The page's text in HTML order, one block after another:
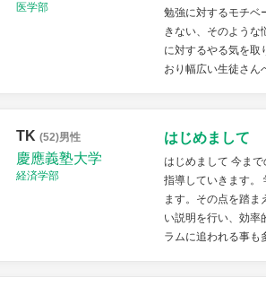
医学部
勉強に対するモチベ
きない、そのような
に対するやる気を取
おり幅広い生徒さん
TK (52)男性
慶應義塾大学
経済学部
はじめまして
はじめまして 今ま
指導していきます。
ます。その点を踏ま
い説明を行い、効率
ラムに追われる事も